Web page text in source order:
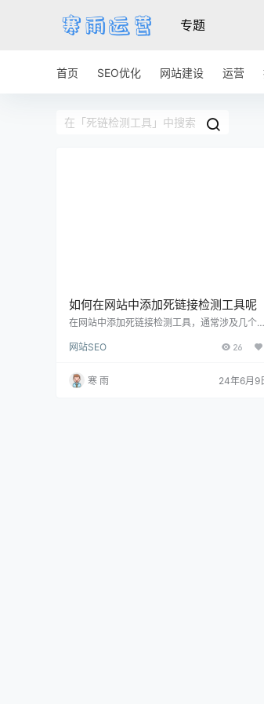
专题
首页 SEO优化 网站建设 运营
如何在网站中添加死链接检测工具呢
在网站中添加死链接检测工具，通常涉及几个步
接检测工具 Xenu Link Sleuth：一款备受好评
框架、插件等元素中的链接，并提供多样化的报
告形式。 Deep Link Checker：专注于深层链
网站SEO 26
寒 雨 24年6月9